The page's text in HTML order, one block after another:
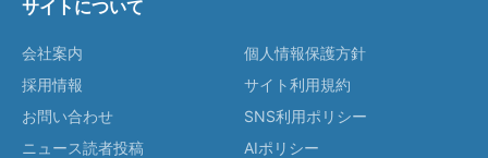
サイトについて
会社案内
採用情報
お問い合わせ
ニュース読者投稿
個人情報保護方針
サイト利用規約
SNS利用ポリシー
AIポリシー